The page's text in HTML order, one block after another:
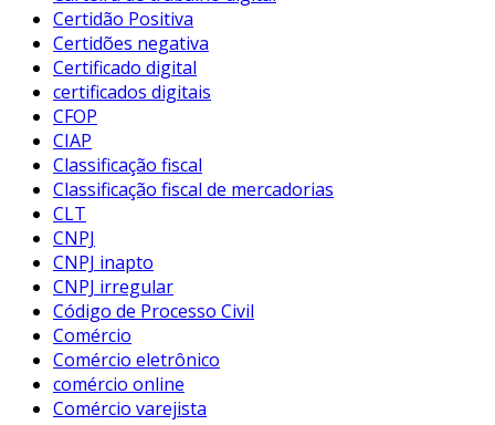
Certidão Positiva
Certidões negativa
Certificado digital
certificados digitais
CFOP
CIAP
Classificação fiscal
Classificação fiscal de mercadorias
CLT
CNPJ
CNPJ inapto
CNPJ irregular
Código de Processo Civil
Comércio
Comércio eletrônico
comércio online
Comércio varejista